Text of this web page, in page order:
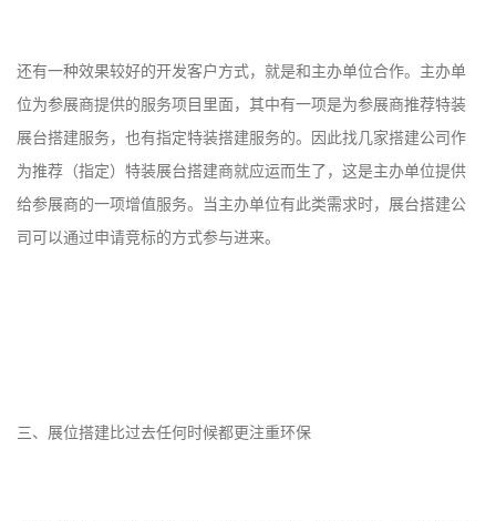
还有一种效果较好的开发客户方式，就是和主办单位合作。主办单
位为参展商提供的服务项目里面，其中有一项是为参展商推荐特装
展台搭建服务，也有指定特装搭建服务的。因此找几家搭建公司作
为推荐（指定）特装展台搭建商就应运而生了，这是主办单位提供
给参展商的一项增值服务。当主办单位有此类需求时，展台搭建公
司可以通过申请竞标的方式参与进来。
三、展位搭建比过去任何时候都更注重环保